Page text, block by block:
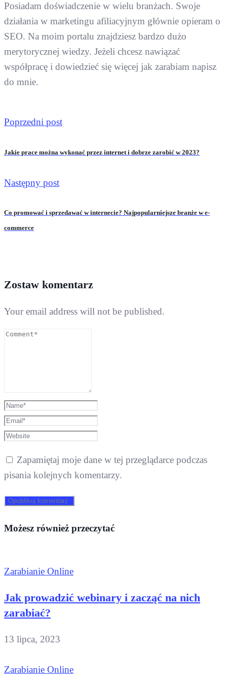
Posiadam doświadczenie w wielu branżach. Swoje
działania w marketingu afiliacyjnym głównie opieram o
SEO. Na moim portalu znajdziesz bardzo dużo
merytorycznej wiedzy. Jeżeli chcesz nawiązać
współpracę i dowiedzieć się więcej jak zarabiam napisz
do mnie.
Poprzedni post
Jakie prace można wykonać przez internet i dobrze zarobić w 2023?
Następny post
Co promować i sprzedawać w internecie? Najpopularniejsze branże w e-
commerce
Zostaw komentarz
Your email address will not be published.
Zapamiętaj moje dane w tej przeglądarce podczas
pisania kolejnych komentarzy.
Możesz również przeczytać
Zarabianie Online
Jak prowadzić webinary i zacząć na nich
zarabiać?
13 lipca, 2023
Zarabianie Online